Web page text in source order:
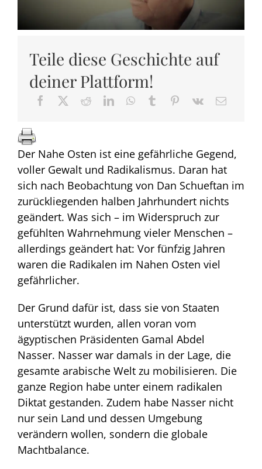
Teile diese Geschichte auf
deiner Plattform!
Der Nahe Osten ist eine gefährliche Gegend,
voller Gewalt und Radikalismus. Daran hat
sich nach Beobachtung von Dan Schueftan im
zurückliegenden halben Jahrhundert nichts
geändert. Was sich – im Widerspruch zur
gefühlten Wahrnehmung vieler Menschen –
allerdings geändert hat: Vor fünfzig Jahren
waren die Radikalen im Nahen Osten viel
gefährlicher.
Der Grund dafür ist, dass sie von Staaten
unterstützt wurden, allen voran vom
ägyptischen Präsidenten Gamal Abdel
Nasser. Nasser war damals in der Lage, die
gesamte arabische Welt zu mobilisieren. Die
ganze Region habe unter einem radikalen
Diktat gestanden. Zudem habe Nasser nicht
nur sein Land und dessen Umgebung
verändern wollen, sondern die globale
Machtbalance.